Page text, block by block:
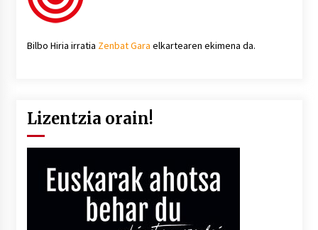
Bilbo Hiria irratia Zenbat Gara elkartearen ekimena da.
Lizentzia orain!